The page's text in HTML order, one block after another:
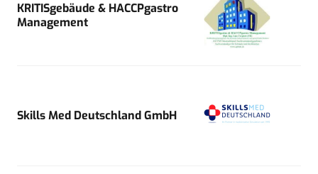
KRITISgebäude & HACCPgastro
Management
Skills Med Deutschland GmbH